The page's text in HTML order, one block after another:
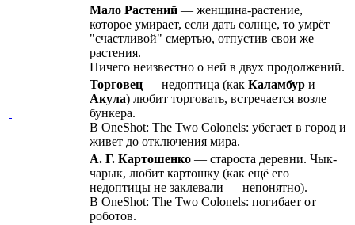
Мало Растений — женщина-растение,
которое умирает, если дать солнце, то умрёт
"счастливой" смертью, отпустив свои же
растения.
Ничего неизвестно о ней в двух продолжений.
Торговец — недоптица (как Каламбур и
Акула) любит торговать, встречается возле
бункера.
В OneShot: The Two Colonels: убегает в город и
живет до отключения мира.
А. Г. Картошенко — староста деревни. Чык-
чарык, любит картошку (как ещё его
недоптицы не заклевали — непонятно).
В OneShot: The Two Colonels: погибает от
роботов.